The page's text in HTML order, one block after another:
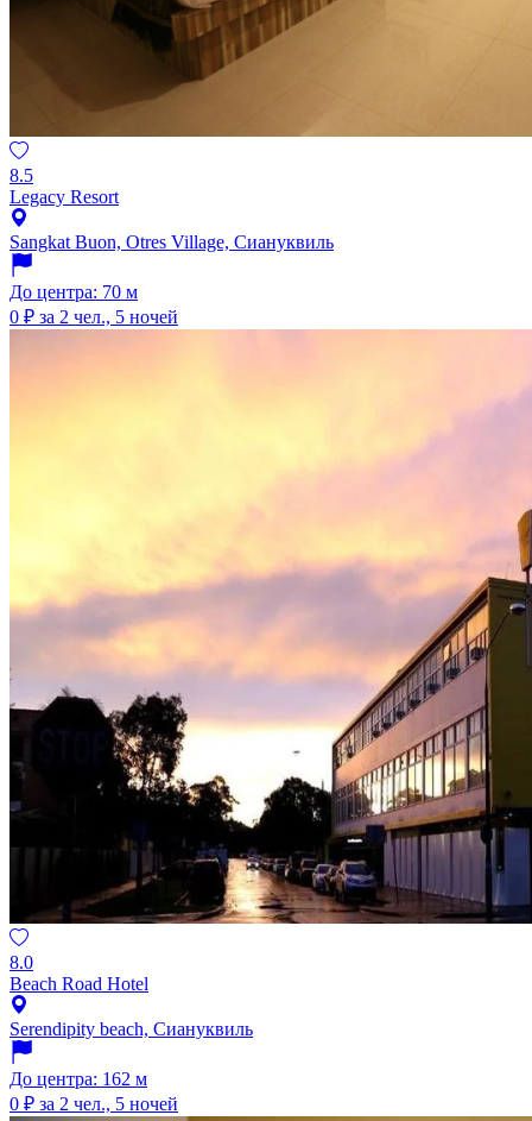
8.5
Legacy Resort
Sangkat Buon, Otres Village, Сиануквиль
До центра: 70 м
0 ₽ за 2 чел., 5 ночей
8.0
Beach Road Hotel
Serendipity beach, Сиануквиль
До центра: 162 м
0 ₽ за 2 чел., 5 ночей